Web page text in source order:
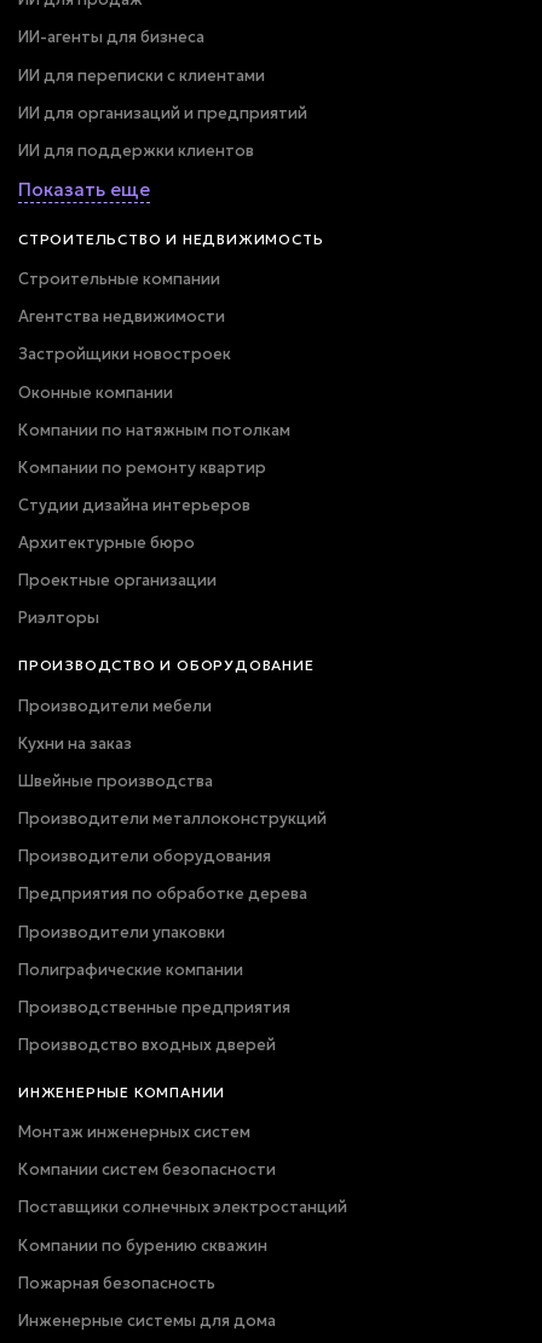
ИИ-агенты для бизнеса
ИИ для переписки с клиентами
ИИ для организаций и предприятий
ИИ для поддержки клиентов
Показать еще
СТРОИТЕЛЬСТВО И НЕДВИЖИМОСТЬ
Строительные компании
Агентства недвижимости
Застройщики новостроек
Оконные компании
Компании по натяжным потолкам
Компании по ремонту квартир
Студии дизайна интерьеров
Архитектурные бюро
Проектные организации
Риэлторы
ПРОИЗВОДСТВО И ОБОРУДОВАНИЕ
Производители мебели
Кухни на заказ
Швейные производства
Производители металлоконструкций
Производители оборудования
Предприятия по обработке дерева
Производители упаковки
Полиграфические компании
Производственные предприятия
Производство входных дверей
ИНЖЕНЕРНЫЕ КОМПАНИИ
Монтаж инженерных систем
Компании систем безопасности
Поставщики солнечных электростанций
Компании по бурению скважин
Пожарная безопасность
Инженерные системы для дома